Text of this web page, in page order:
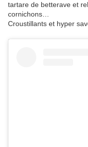
tartare de betterave et
cornichons…
Croustillants et hyper